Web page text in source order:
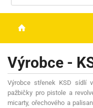
OPTIKA
STŘELIVO
Výrobce -
Výrobce střenek KSD sídlí
pažbičky pro pistole a
micarty, ořechového a